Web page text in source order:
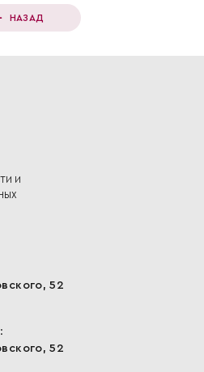
НАЗАД
И
52
52